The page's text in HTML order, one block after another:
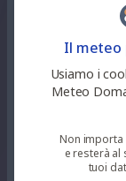
33°
Il meteo
Usiamo i
Meteo
Non importa
e resterà al
tuoi